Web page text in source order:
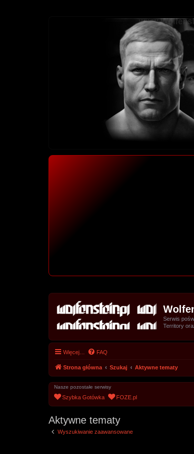
Serwis
Territory
Więcej… FAQ
Strona główna Szukaj Aktywne tematy
Nasze pozostałe serwisy
Szybka Gotówka FOZE.pl
Aktywne tematy
Wyszukiwanie zaawansowane